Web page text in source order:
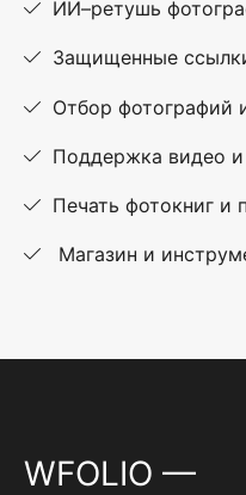
ИИ–ретушь
Защищенные
Отбор фотографий
Поддержка видео и
Печать фотокниг и
Магазин и
WFOLIO —